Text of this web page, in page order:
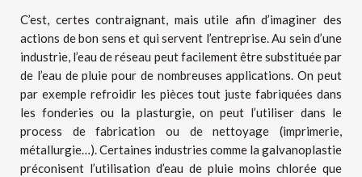
C’est, certes contraignant, mais utile afin d’imaginer des
actions de bon sens et qui servent l’entreprise. Au sein d’une
industrie, l’eau de réseau peut facilement être substituée par
de l’eau de pluie pour de nombreuses applications. On peut
par exemple refroidir les pièces tout juste fabriquées dans
les fonderies ou la plasturgie, on peut l’utiliser dans le
process de fabrication ou de nettoyage (imprimerie,
métallurgie…). Certaines industries comme la galvanoplastie
préconisent l’utilisation d’eau de pluie moins chlorée que